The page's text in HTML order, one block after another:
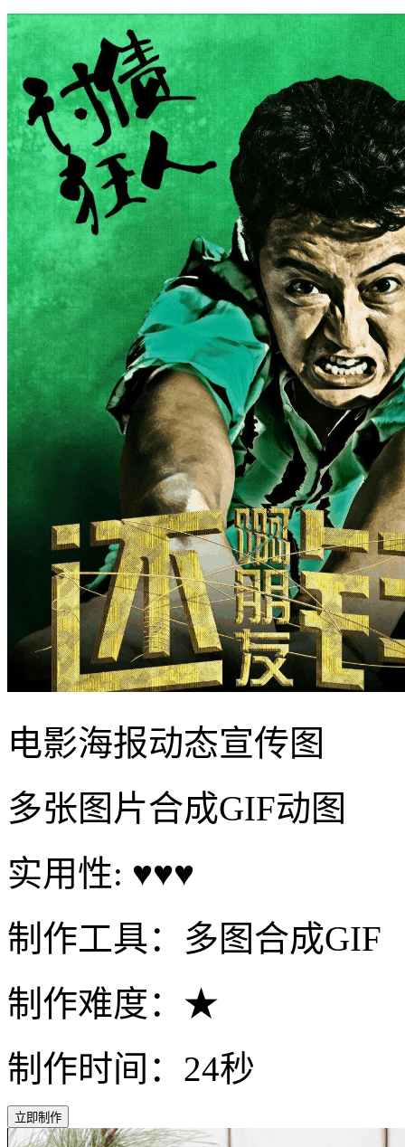
电影海报动态宣传图
多张图片合成GIF动图
实用性: ♥♥♥
制作工具：多图合成GIF
制作难度：★
制作时间：24秒
立即制作